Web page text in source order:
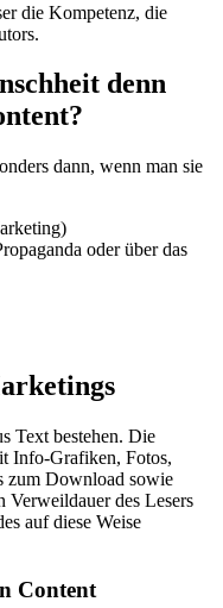
die Kompetenz, die
denn
dann, wenn man sie
oder über das
Text bestehen. Die
Info-Grafiken, Fotos,
zum Download sowie
des Lesers
auf diese Weise
Content